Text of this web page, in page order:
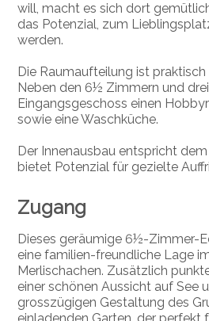
will, macht es sich dort
das Potenzial, zum
werden.
Die Raumaufteilung ist
Neben den 6½ Zimmern und
Eingangsgeschoss einen
sowie eine Waschküche.
Der Innenausbau entspricht
bietet Potenzial für gezielte
Zugang
Dieses geräumige 6½-Zimmer-
eine familien-freundliche Lage
Merlischachen. Zusätzlich
einer schönen Aussicht auf See
grosszügigen Gestaltung des